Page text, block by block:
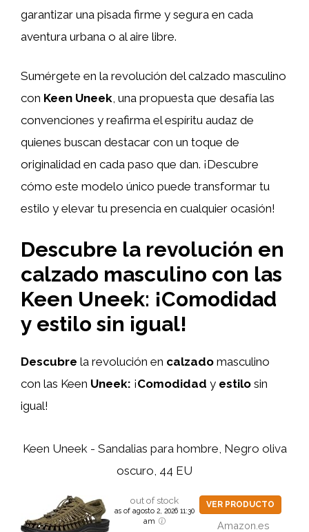
garantizar una pisada firme y segura en cada
aventura urbana o al aire libre.
Sumérgete en la revolución del calzado masculino
con Keen Uneek, una propuesta que desafía las
convenciones y reafirma el espíritu audaz de
quienes buscan destacar con un toque de
originalidad en cada paso que dan. ¡Descubre
cómo este modelo único puede transformar tu
estilo y elevar tu presencia en cualquier ocasión!
Descubre la revolución en
calzado masculino con las
Keen Uneek: ¡Comodidad
y estilo sin igual!
Descubre la revolución en calzado masculino
con las Keen Uneek: ¡Comodidad y estilo sin
igual!
Keen Uneek - Sandalias para hombre, Negro oliva
oscuro, 44 EU
out of stock
as of agosto 2, 2026 11:30
am
VER PRODUCTO
Amazon.es